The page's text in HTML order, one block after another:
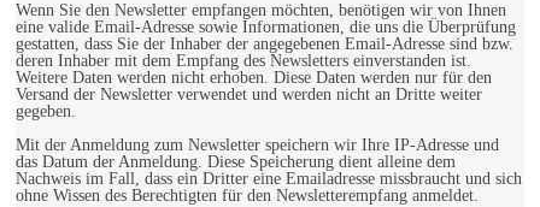
Wenn Sie den Newsletter empfangen möchten, benötigen wir von Ihnen
eine valide Email-Adresse sowie Informationen, die uns die Überprüfung
gestatten, dass Sie der Inhaber der angegebenen Email-Adresse sind bzw.
deren Inhaber mit dem Empfang des Newsletters einverstanden ist.
Weitere Daten werden nicht erhoben. Diese Daten werden nur für den
Versand der Newsletter verwendet und werden nicht an Dritte weiter
gegeben.
Mit der Anmeldung zum Newsletter speichern wir Ihre IP-Adresse und
das Datum der Anmeldung. Diese Speicherung dient alleine dem
Nachweis im Fall, dass ein Dritter eine Emailadresse missbraucht und sich
ohne Wissen des Berechtigten für den Newsletterempfang anmeldet.